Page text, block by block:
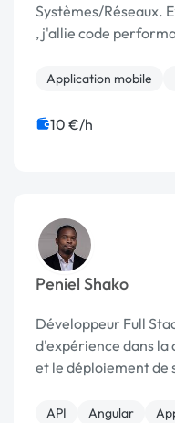
Systèmes/Réseaux.
, j'allie code
Application mobile
10 €/h
Peniel Shako
Développeur Full
d'expérience dans la
et le déploiement de
API Angular